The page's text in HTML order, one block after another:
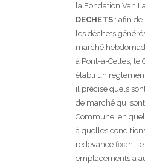
la Fondation Van
DECHETS : afin
les déchets
marché
à Pont-à-Celles, le
établi un
il précise quels
de marché qui
Commune, en
à quelles
redevance fixant
emplacements a